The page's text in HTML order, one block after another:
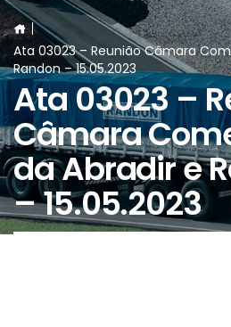
Ata 03023 – Reunião Câmara
Randon – 15.05.2023
Ata 03023 –
Câmara
da Abradir e
– 15.05.2023